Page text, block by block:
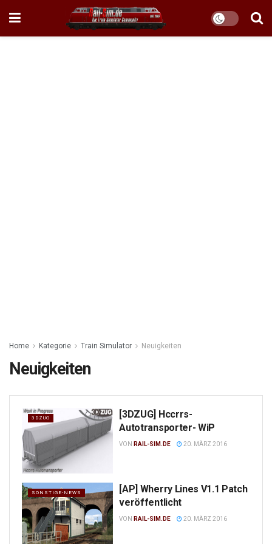
Home Kategorie Train Simulator Neuigkeiten
Neuigkeiten
3DZUG
[3DZUG] Hccrrs-
Autotransporter- WiP
VON RAIL-SIM.DE 20. MÄRZ 2016
SONSTIGE-NEWS
[AP] Wherry Lines V1.1 Patch
veröffentlicht
VON RAIL-SIM.DE 20. MÄRZ 2016